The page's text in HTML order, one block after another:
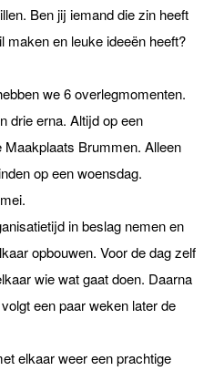
Ben jij iemand die zin heeft
maken en leuke ideeën heeft?
we 6 overlegmomenten.
drie erna. Altijd op een
Maakplaats Brummen. Alleen
op een woensdag.
in beslag nemen en
opbouwen. Voor de dag zelf
wie wat gaat doen. Daarna
een paar weken later de
elkaar weer een prachtige